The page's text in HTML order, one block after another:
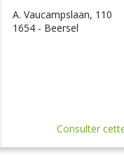
A. Vaucampslaan, 110
1654 - Beersel
Consulter